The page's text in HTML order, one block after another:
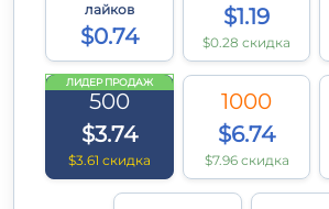
лайков
$0.74
$1.19
$0.28 скидка
ЛИДЕР ПРОДАЖ
500
$3.74
$3.61 скидка
1000
$6.74
$7.96 скидка